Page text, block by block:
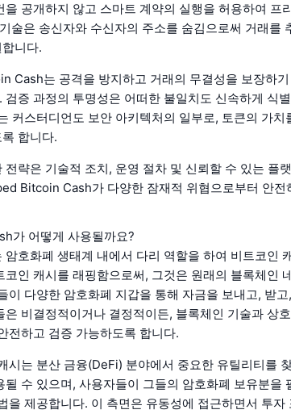
을 공개하지 않고 스마트 계약의 실행을 허용하여 프
술은 송신자와 수신자의 주소를 숨김으로써 거래를
니다.
Cash는 공격을 방지하고 거래의 무결성을 보장하
검증 과정의 투명성은 어떠한 불일치도 신속하게 식
커스터디언도 보안 아키텍처의 일부로, 토큰의 가치
합니다.
전략은 기술적 조치, 운영 절차 및 신뢰할 수 있는 플
Bitcoin Cash가 다양한 잠재적 위협으로부터 안전
가 어떻게 사용될까요?
암호화폐 생태계 내에서 다리 역할을 하여 비트코인
코인 캐시를 래핑함으로써, 그것은 원래의 블록체인
이 다양한 암호화폐 지갑을 통해 자금을 보내고, 받
은 비결정적이거나 결정적이든, 블록체인 기술과 상
전하고 검증 가능하도록 합니다.
시는 분산 금융(DeFi) 분야에서 중요한 유틸리티를
될 수 있으며, 사용자들이 그들의 암호화폐 보유분을
을 제공합니다. 이 측면은 유동성에 접근하면서 투자